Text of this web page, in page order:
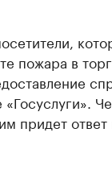
пожара в
придет ответ